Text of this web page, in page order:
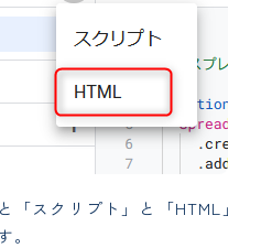
「スクリプト」と「HTML」
。